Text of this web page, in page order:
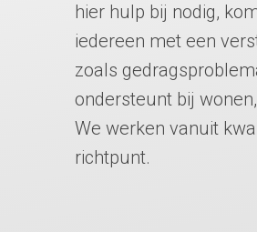
hier hulp bij nodig,
iedereen met een
zoals
ondersteunt bij
We werken vanuit
richtpunt.